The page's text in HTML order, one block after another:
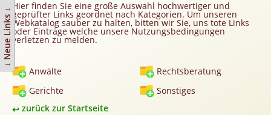
AGB
Link hinzufügen
Eintrag ändern
Newsletter
Werbedienstleistungen
Hier finden Sie eine große Auswahl hochwertiger und
geprüfter Links geordnet nach Kategorien. Um unseren
Webkatalog sauber zu halten, bitten wir Sie, uns tote Links
oder Einträge welche unsere Nutzungsbedingungen
verletzen zu melden.
Anwälte
Gerichte
Rechtsberatung
Sonstiges
zurück zur Startseite
↓ Neue Links ↓